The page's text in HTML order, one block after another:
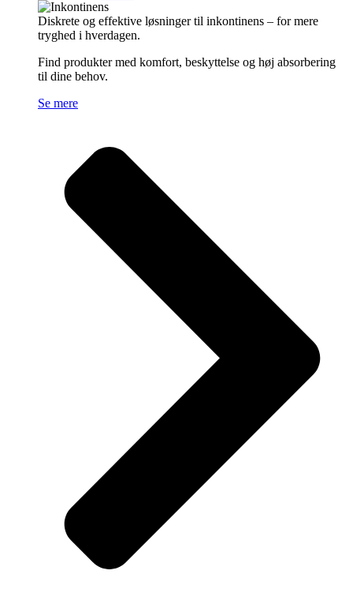
Diskrete og effektive løsninger til inkontinens – for mere
tryghed i hverdagen.
Find produkter med komfort, beskyttelse og høj absorbering
til dine behov.
Se mere